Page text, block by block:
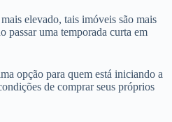
elevado, tais imóveis são mais
passar uma temporada curta em
opção para quem está iniciando a
de comprar seus próprios